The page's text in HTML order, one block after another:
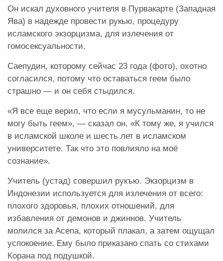
Он искал духовного учителя в Пурвакарте (Западная
Ява) в надежде провести рукью, процедуру
исламского экзорцизма, для излечения от
гомосексуальности.
Саепудин, которому сейчас 23 года (фото), охотно
согласился, потому что оставаться геем было
страшно — и он себя стыдился.
«Я все еще верил, что если я мусульманин, то не
могу быть геем», — сказал он. «К тому же, я учился
в исламской школе и шесть лет в исламском
университете. Так что это повлияло на моё
сознание».
Учитель (устад) совершил рукъю. Экзорцизм в
Индонезии используется для излечения от всего:
плохого здоровья, плохих отношений, для
избавления от демонов и джиннов. Учитель
молился за Асепа, который плакал, а затем ощущал
успокоение. Ему было приказано спать со стихами
Корана под подушкой.